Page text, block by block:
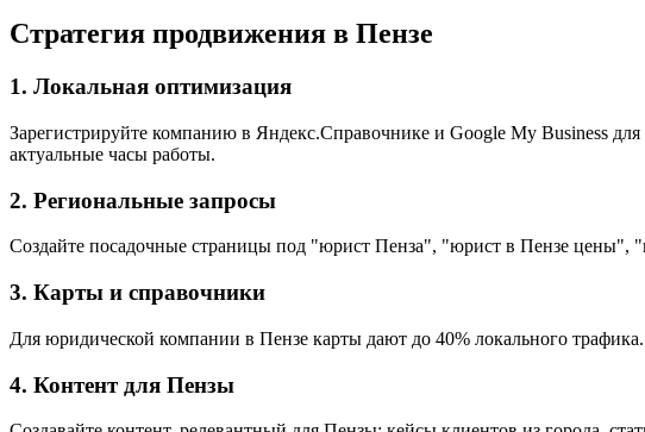
Стратегия продвижения в Пензе
1. Локальная оптимизация
Зарегистрируйте компанию в Яндекс.Справочнике и Google My Business
актуальные часы работы.
2. Региональные запросы
Создайте посадочные страницы под "юрист Пенза", "юрист в Пензе цены",
3. Карты и справочники
Для юридической компании в Пензе карты дают до 40% локального
4. Контент для Пензы